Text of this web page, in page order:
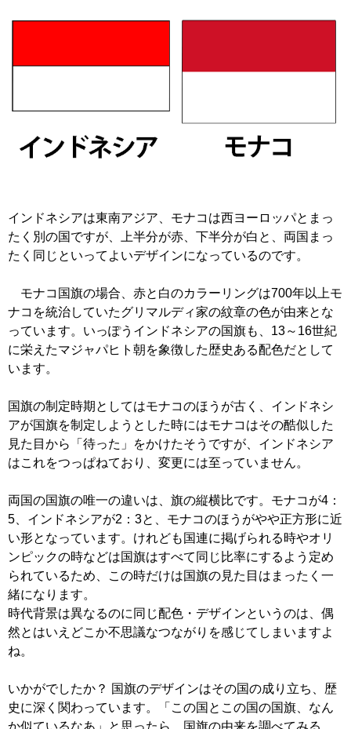
インドネシアは東南アジア、モナコは西ヨーロッパとまっ
たく別の国ですが、上半分が赤、下半分が白と、両国まっ
たく同じといってよいデザインになっているのです。
モナコ国旗の場合、赤と白のカラーリングは700年以上モ
ナコを統治していたグリマルディ家の紋章の色が由来とな
っています。いっぽうインドネシアの国旗も、13～16世紀
に栄えたマジャパヒト朝を象徴した歴史ある配色だとして
います。
国旗の制定時期としてはモナコのほうが古く、インドネシ
アが国旗を制定しようとした時にはモナコはその酷似した
見た目から「待った」をかけたそうですが、インドネシア
はこれをつっぱねており、変更には至っていません。
両国の国旗の唯一の違いは、旗の縦横比です。モナコが4：
5、インドネシアが2：3と、モナコのほうがやや正方形に近
い形となっています。けれども国連に掲げられる時やオリ
ンピックの時などは国旗はすべて同じ比率にするよう定め
られているため、この時だけは国旗の見た目はまったく一
緒になります。
時代背景は異なるのに同じ配色・デザインというのは、偶
然とはいえどこか不思議なつながりを感じてしまいますよ
ね。
いかがでしたか？ 国旗のデザインはその国の成り立ち、歴
史に深く関わっています。「この国とこの国の国旗、なん
か似ているなあ」と思ったら、国旗の由来を調べてみる